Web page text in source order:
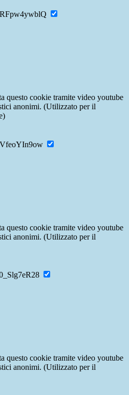
questo cookie tramite video youtube
anonimi. (Utilizzato per il
questo cookie tramite video youtube
anonimi. (Utilizzato per il
questo cookie tramite video youtube
anonimi. (Utilizzato per il